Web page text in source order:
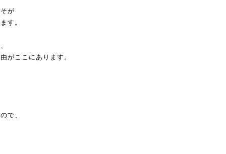
が
す。
がここにあります。
で、